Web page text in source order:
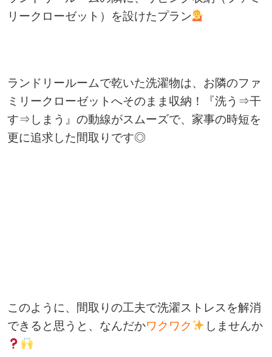
リークローゼット）を設けたプラン
ランドリールームで乾いた洗濯物は、お隣のファ
ミリークローゼットへそのまま収納！『洗う⇒干
す⇒しまう』の動線がスムーズで、家事の時短を
更に追求した間取りです◎
このように、間取りの工夫で洗濯ストレスを解消
できると思うと、なんだかワクワク しませんか